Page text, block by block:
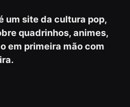
um site da cultura pop,
quadrinhos, animes,
em primeira mão com